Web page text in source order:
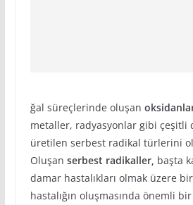
ğal süreçlerinde oluşan
metaller, radyasyonlar gibi çeşitli
üretilen serbest radikal türlerini
Oluşan serbest radikaller, başta
damar hastalıkları olmak üzere
hastalığın oluşmasında önemli